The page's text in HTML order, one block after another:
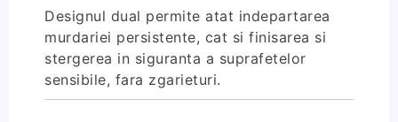
Designul dual permite atat indepartarea
murdariei persistente, cat si finisarea si
stergerea in siguranta a suprafetelor
sensibile, fara zgarieturi.